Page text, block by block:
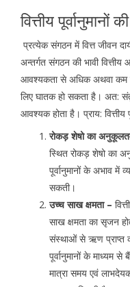
वित्तीय पूर्वानुमानों
प्रत्येक संगठन में वित्त जीवन
अन्तर्गत संगठन की भावी
आवश्यकता से अधिक अथवा कम
लिए घातक हो सकता है। अत:
आवश्यक होता है। प्राय: वित्तीय
रोकड़ शेषो का
स्थित रोकड़ शेषो का
पूर्वानुमानों के अभाव में
सकती।
उच्च साख क्षमता –
साख क्षमता का सृजन
संस्थाओं से ऋण प्राप्त
पूर्वानुमानों के माध्यम
मात्रा समय एवं